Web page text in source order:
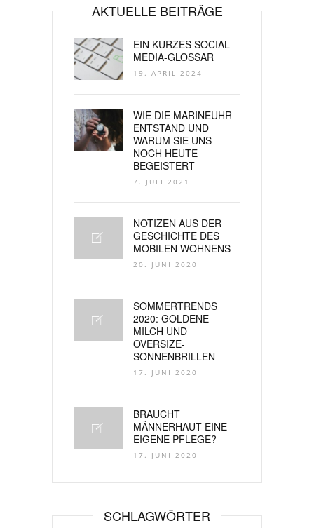
AKTUELLE BEITRÄGE
EIN KURZES SOCIAL-
MEDIA-GLOSSAR
19. APRIL 2024
WIE DIE MARINEUHR
ENTSTAND UND
WARUM SIE UNS
NOCH HEUTE
BEGEISTERT
7. JULI 2021
NOTIZEN AUS DER
GESCHICHTE DES
MOBILEN WOHNENS
20. JUNI 2020
SOMMERTRENDS
2020: GOLDENE
MILCH UND
OVERSIZE-
SONNENBRILLEN
17. JUNI 2020
BRAUCHT
MÄNNERHAUT EINE
EIGENE PFLEGE?
17. JUNI 2020
SCHLAGWÖRTER